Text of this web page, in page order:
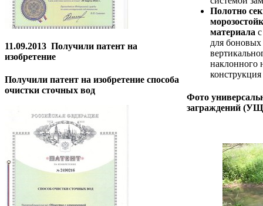
11.09.2013 Получили патент на
изобретение
Получили патент на изобретение способа
очистки сточных вод
Полотно
материала
для
наклонного
Фото
заграждений